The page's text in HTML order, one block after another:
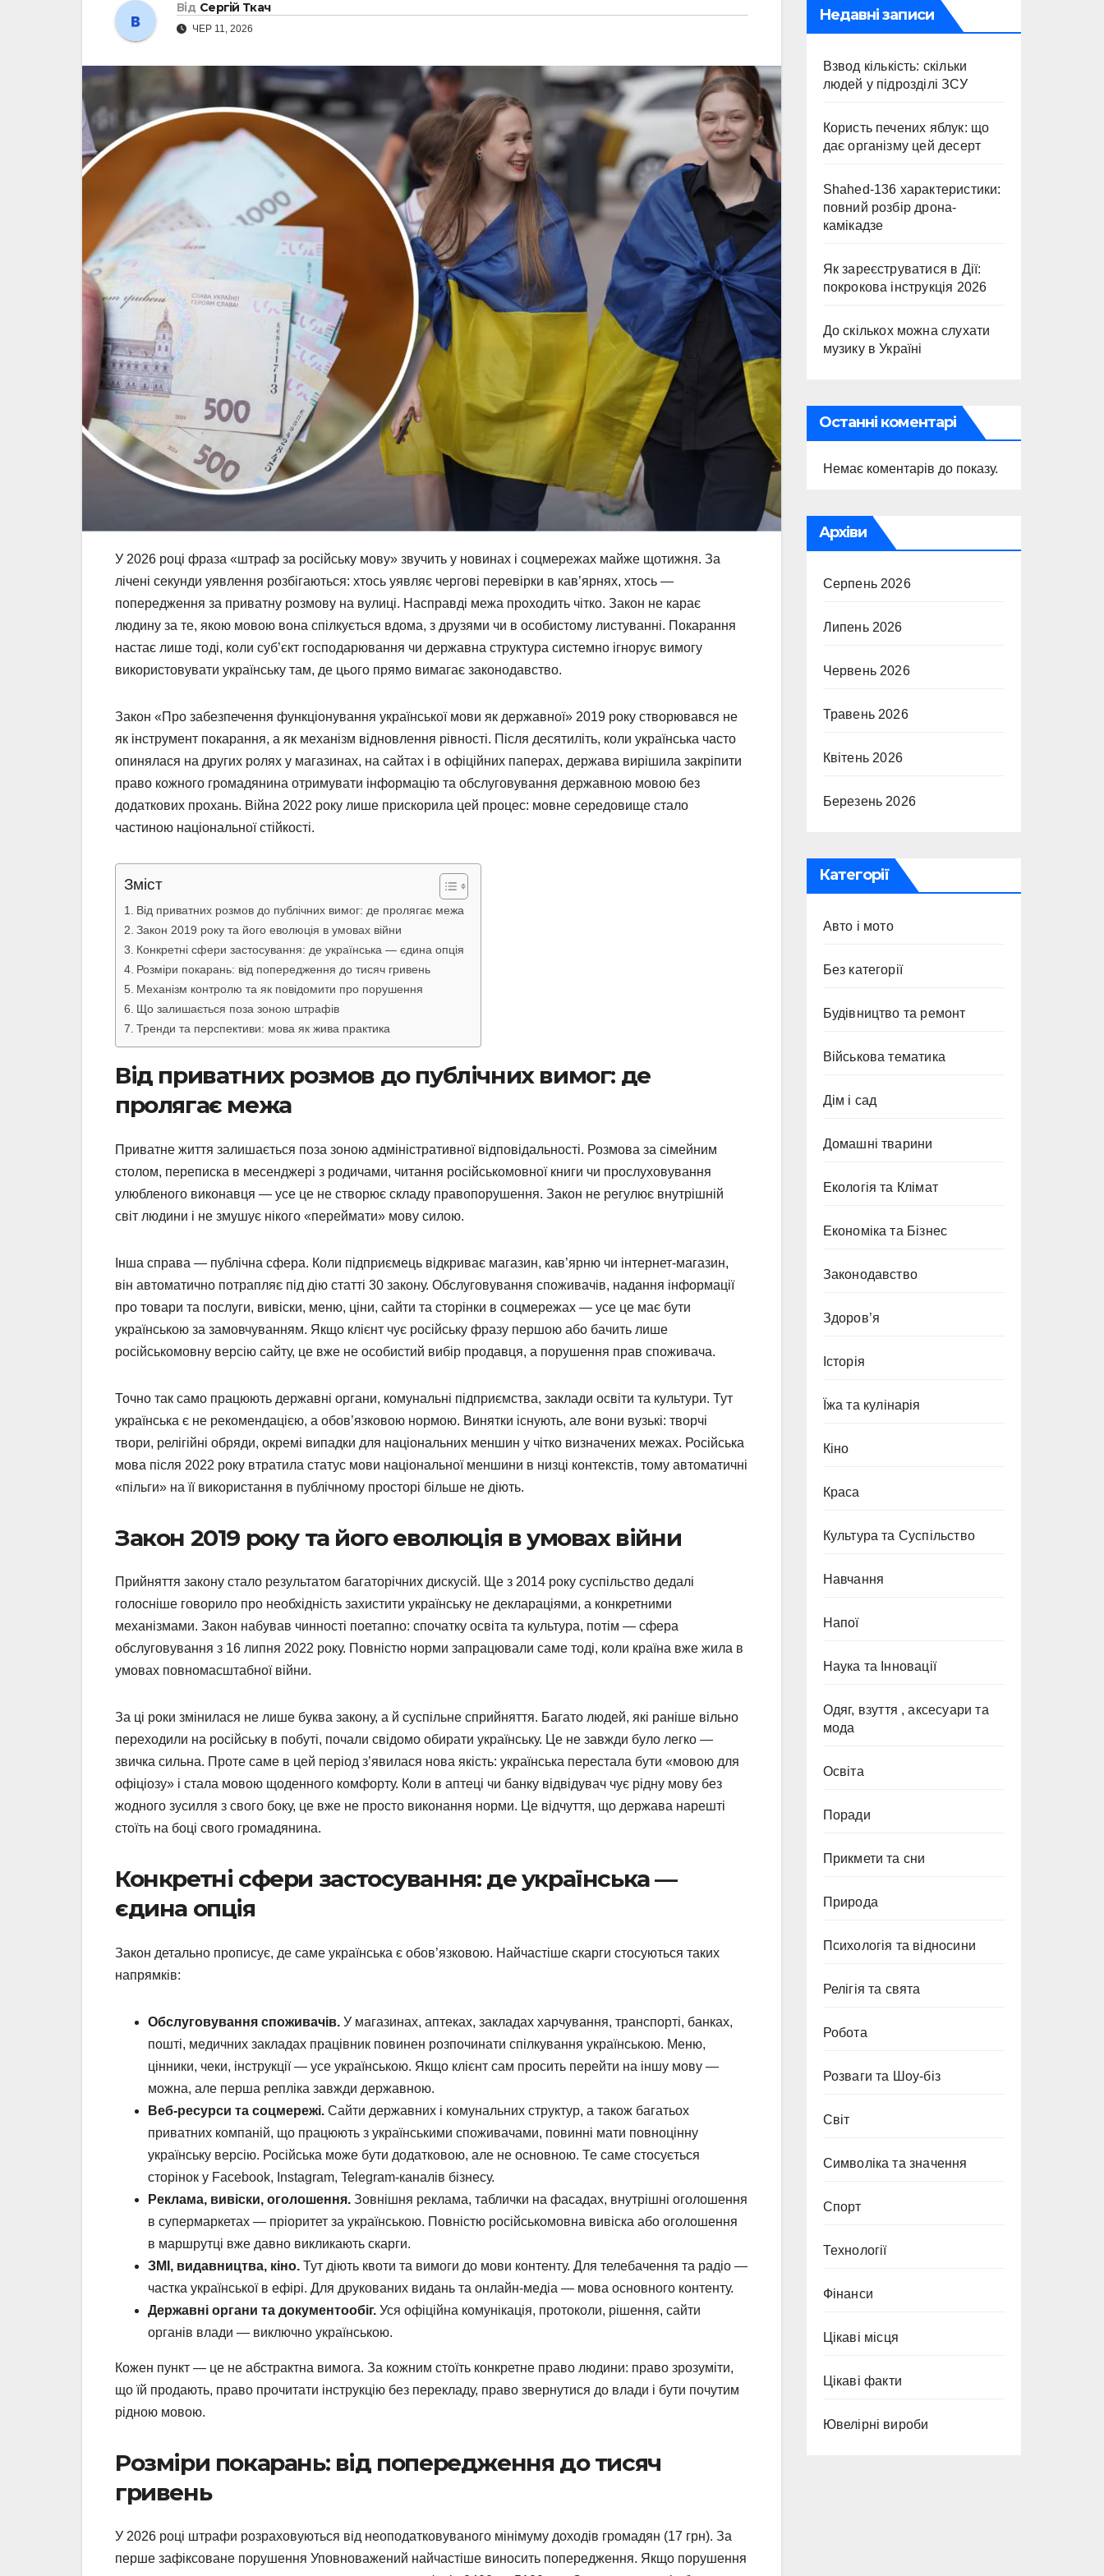
Від Сергій Ткач
ЧЕР 11, 2026
У 2026 році фраза «штраф за російську мову» звучить у новинах і соцмережах майже щотижня. За
лічені секунди уявлення розбігаються: хтось уявляє чергові перевірки в кав’ярнях, хтось —
попередження за приватну розмову на вулиці. Насправді межа проходить чітко. Закон не карає
людину за те, якою мовою вона спілкується вдома, з друзями чи в особистому листуванні. Покарання
настає лише тоді, коли суб’єкт господарювання чи державна структура системно ігнорує вимогу
використовувати українську там, де цього прямо вимагає законодавство.
Закон «Про забезпечення функціонування української мови як державної» 2019 року створювався не
як інструмент покарання, а як механізм відновлення рівності. Після десятиліть, коли українська часто
опинялася на других ролях у магазинах, на сайтах і в офіційних паперах, держава вирішила закріпити
право кожного громадянина отримувати інформацію та обслуговування державною мовою без
додаткових прохань. Війна 2022 року лише прискорила цей процес: мовне середовище стало
частиною національної стійкості.
Зміст
Від приватних розмов до публічних вимог: де пролягає межа
Закон 2019 року та його еволюція в умовах війни
Конкретні сфери застосування: де українська — єдина опція
Розміри покарань: від попередження до тисяч гривень
Механізм контролю та як повідомити про порушення
Що залишається поза зоною штрафів
Тренди та перспективи: мова як жива практика
Від приватних розмов до публічних вимог: де
пролягає межа
Приватне життя залишається поза зоною адміністративної відповідальності. Розмова за сімейним
столом, переписка в месенджері з родичами, читання російськомовної книги чи прослуховування
улюбленого виконавця — усе це не створює складу правопорушення. Закон не регулює внутрішній
світ людини і не змушує нікого «переймати» мову силою.
Інша справа — публічна сфера. Коли підприємець відкриває магазин, кав’ярню чи інтернет-магазин,
він автоматично потрапляє під дію статті 30 закону. Обслуговування споживачів, надання інформації
про товари та послуги, вивіски, меню, ціни, сайти та сторінки в соцмережах — усе це має бути
українською за замовчуванням. Якщо клієнт чує російську фразу першою або бачить лише
російськомовну версію сайту, це вже не особистий вибір продавця, а порушення прав споживача.
Точно так само працюють державні органи, комунальні підприємства, заклади освіти та культури. Тут
українська є не рекомендацією, а обов’язковою нормою. Винятки існують, але вони вузькі: творчі
твори, релігійні обряди, окремі випадки для національних меншин у чітко визначених межах. Російська
мова після 2022 року втратила статус мови національної меншини в низці контекстів, тому автоматичні
«пільги» на її використання в публічному просторі більше не діють.
Закон 2019 року та його еволюція в умовах війни
Прийняття закону стало результатом багаторічних дискусій. Ще з 2014 року суспільство дедалі
голосніше говорило про необхідність захистити українську не деклараціями, а конкретними
механізмами. Закон набував чинності поетапно: спочатку освіта та культура, потім — сфера
обслуговування з 16 липня 2022 року. Повністю норми запрацювали саме тоді, коли країна вже жила в
умовах повномасштабної війни.
За ці роки змінилася не лише буква закону, а й суспільне сприйняття. Багато людей, які раніше вільно
переходили на російську в побуті, почали свідомо обирати українську. Це не завжди було легко —
звичка сильна. Проте саме в цей період з’явилася нова якість: українська перестала бути «мовою для
офіціозу» і стала мовою щоденного комфорту. Коли в аптеці чи банку відвідувач чує рідну мову без
жодного зусилля з свого боку, це вже не просто виконання норми. Це відчуття, що держава нарешті
стоїть на боці свого громадянина.
Конкретні сфери застосування: де українська —
єдина опція
Закон детально прописує, де саме українська є обов’язковою. Найчастіше скарги стосуються таких
напрямків:
Обслуговування споживачів. У магазинах, аптеках, закладах харчування, транспорті, банках,
пошті, медичних закладах працівник повинен розпочинати спілкування українською. Меню,
цінники, чеки, інструкції — усе українською. Якщо клієнт сам просить перейти на іншу мову —
можна, але перша репліка завжди державною.
Веб-ресурси та соцмережі. Сайти державних і комунальних структур, а також багатьох
приватних компаній, що працюють з українськими споживачами, повинні мати повноцінну
українську версію. Російська може бути додатковою, але не основною. Те саме стосується
сторінок у Facebook, Instagram, Telegram-каналів бізнесу.
Реклама, вивіски, оголошення. Зовнішня реклама, таблички на фасадах, внутрішні оголошення
в супермаркетах — пріоритет за українською. Повністю російськомовна вивіска або оголошення
в маршрутці вже давно викликають скарги.
ЗМІ, видавництва, кіно. Тут діють квоти та вимоги до мови контенту. Для телебачення та радіо —
частка української в ефірі. Для друкованих видань та онлайн-медіа — мова основного контенту.
Державні органи та документообіг. Уся офіційна комунікація, протоколи, рішення, сайти
органів влади — виключно українською.
Кожен пункт — це не абстрактна вимога. За кожним стоїть конкретне право людини: право зрозуміти,
що їй продають, право прочитати інструкцію без перекладу, право звернутися до влади і бути почутим
рідною мовою.
Розміри покарань: від попередження до тисяч
гривень
У 2026 році штрафи розраховуються від неоподатковуваного мінімуму доходів громадян (17 грн). За
перше зафіксоване порушення Уповноважений найчастіше виносить попередження. Якщо порушення
Недавні записи
Взвод кількість: скільки
людей у підрозділі ЗСУ
Користь печених яблук: що
дає організму цей десерт
Shahed-136 характеристики:
повний розбір дрона-
камікадзе
Як зареєструватися в Дії:
покрокова інструкція 2026
До скількох можна слухати
музику в Україні
Останні коментарі
Немає коментарів до показу.
Архіви
Серпень 2026
Липень 2026
Червень 2026
Травень 2026
Квітень 2026
Березень 2026
Категорії
Авто і мото
Без категорії
Будівництво та ремонт
Військова тематика
Дім і сад
Домашні тварини
Екологія та Клімат
Економіка та Бізнес
Законодавство
Здоров’я
Історія
Їжа та кулінарія
Кіно
Краса
Культура та Суспільство
Навчання
Напої
Наука та Інновації
Одяг, взуття , аксесуари та
мода
Освіта
Поради
Прикмети та сни
Природа
Психологія та відносини
Релігія та свята
Робота
Розваги та Шоу-біз
Світ
Символіка та значення
Спорт
Технології
Фінанси
Цікаві місця
Цікаві факти
Ювелірні вироби